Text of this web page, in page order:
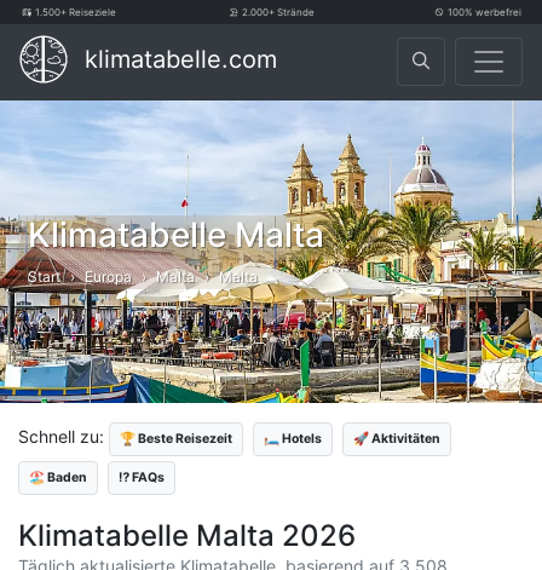
1.500+ Reiseziele 2.000+ Strände 100% werbefrei
klimatabelle.com
Klimatabelle Malta
Start Europa Malta Malta
Schnell zu: 🏆 Beste Reisezeit 🛏️ Hotels 🚀 Aktivitäten
🏖️ Baden ⁉️ FAQs
Klimatabelle Malta 2026
Täglich aktualisierte Klimatabelle, basierend auf 3.508